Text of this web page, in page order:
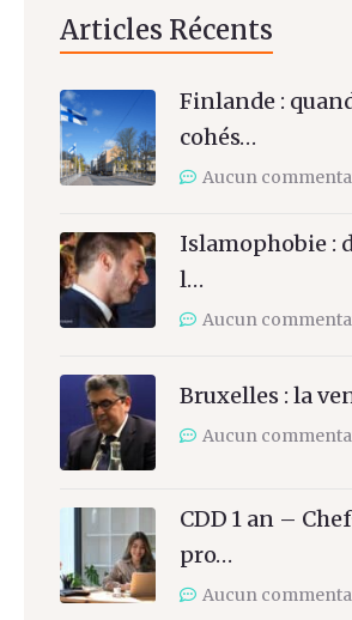
Articles Récents
Finlande :
cohés…
Aucun
Islamophobie :
l…
Aucun
Bruxelles : la
Aucun
CDD 1 an –
pro…
Aucun